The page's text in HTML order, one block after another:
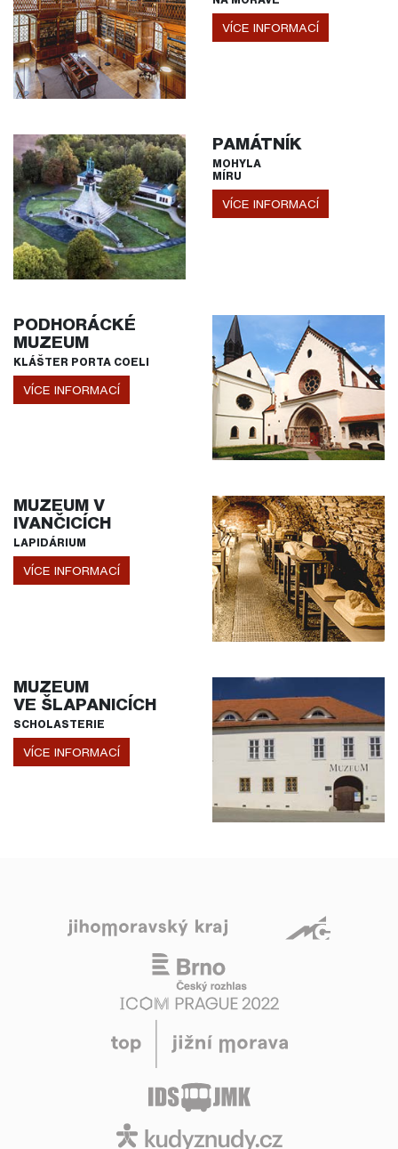
VÍCE INFORMACÍ
PAMÁTNÍK
MOHYLA
MÍRU
VÍCE INFORMACÍ
PODHORÁCKÉ
MUZEUM
KLÁŠTER PORTA COELI
VÍCE INFORMACÍ
MUZEUM V
IVANČICÍCH
LAPIDÁRIUM
VÍCE INFORMACÍ
MUZEUM
VE ŠLAPANICÍCH
SCHOLASTERIE
VÍCE INFORMACÍ